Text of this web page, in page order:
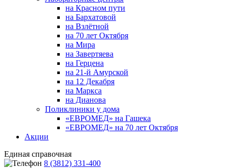
на Красном пути
на Бархатовой
на Взлётной
на 70 лет Октября
на Мира
на Завертяева
на Герцена
на 21-й Амурской
на 12 Декабря
на Маркса
на Дианова
Поликлиники у дома
«ЕВРОМЕД» на Гашека
«ЕВРОМЕД» на 70 лет Октября
Акции
Единая справочная
8 (3812) 331-400